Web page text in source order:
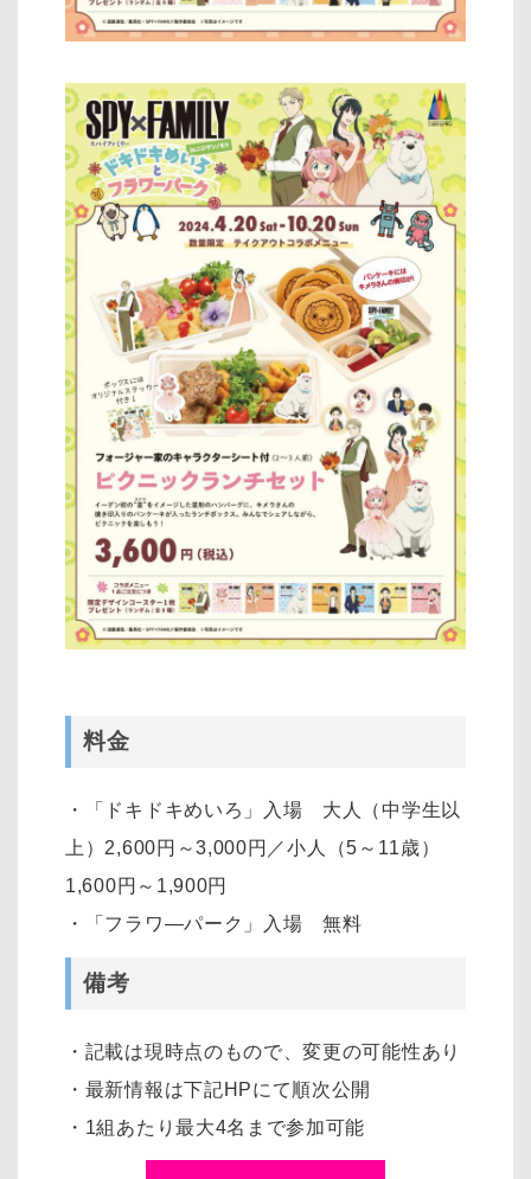
料金
・「ドキドキめいろ」入場 大人（中学生以
上）2,600円～3,000円／小人（5～11歳）
1,600円～1,900円
・「フラワ―パーク」入場 無料
備考
・記載は現時点のもので、変更の可能性あり
・最新情報は下記HPにて順次公開
・1組あたり最大4名まで参加可能